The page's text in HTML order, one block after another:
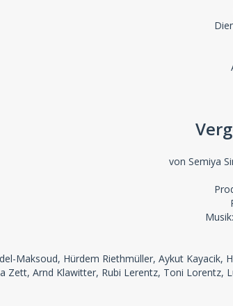
von Semiya
Maksoud, Hürdem Riethmüller, Aykut Kayacik,
Zett, Arnd Klawitter, Rubi Lerentz, Toni